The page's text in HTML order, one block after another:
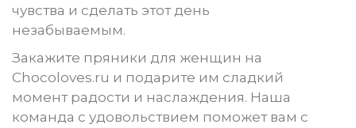
чувства и сделать этот день
незабываемым.
Закажите пряники для женщин на
Chocoloves.ru и подарите им сладкий
момент радости и наслаждения. Наша
команда с удовольствием поможет вам с